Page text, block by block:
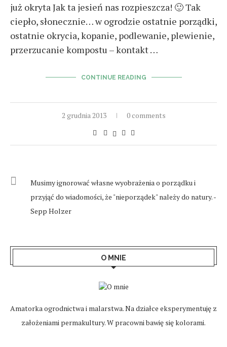
już okryta Jak ta jesień nas rozpieszcza! 🙂 Tak
ciepło, słonecznie… w ogrodzie ostatnie porządki,
ostatnie okrycia, kopanie, podlewanie, plewienie,
przerzucanie kompostu – kontakt …
CONTINUE READING
2 grudnia 2013 0 comments
Musimy ignorować własne wyobrażenia o porządku i
przyjąć do wiadomości, że "nieporządek" należy do natury. -
Sepp Holzer
O MNIE
Amatorka ogrodnictwa i malarstwa. Na działce eksperymentuję z
założeniami permakultury. W pracowni bawię się kolorami.